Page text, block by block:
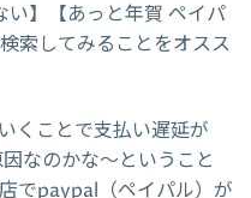
い】【あっと年賀 ペイパ
索してみることをオスス
くことで支払い遅延が
なのかな～ということ
でpaypal（ペイパル）が